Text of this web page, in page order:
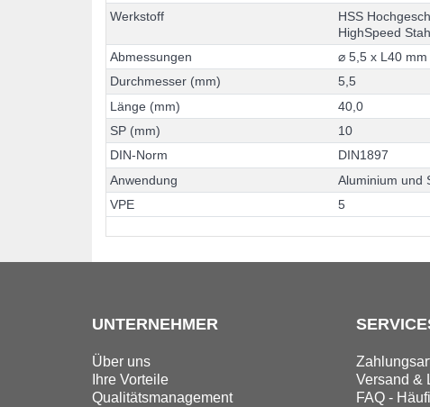
Werkstoff HSS Hochgesc
HighSpeed Stah
Abmessungen ⌀ 5 ,5 x L40 mm
Durchmesser (mm) 5,5
Länge (mm) 40 ,0
SP (mm) 10
DIN-Norm DIN1897
Anwendung Aluminium und
VPE 5
UNTERNEHMER
Über uns
Ihre Vorteile
Qualitätsmanagement
Versand &
FAQ -